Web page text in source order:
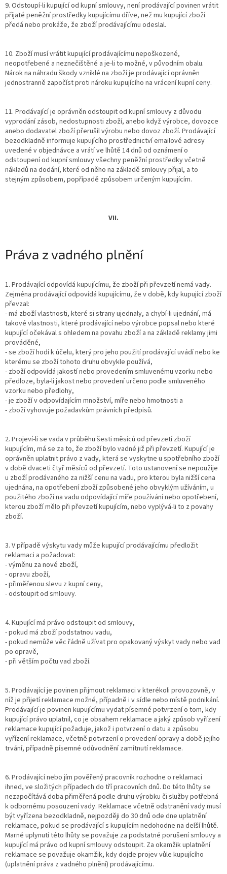
9. Odstoupí-li kupující od kupní smlouvy, není prodávající povinen vrátit
přijaté peněžní prostředky kupujícímu dříve, než mu kupující zboží
předá nebo prokáže, že zboží prodávajícímu odeslal.
10. Zboží musí vrátit kupující prodávajícímu nepoškozené,
neopotřebené a neznečištěné a je-li to možné, v původním obalu.
Nárok na náhradu škody vzniklé na zboží je prodávající oprávněn
jednostranně započíst proti nároku kupujícího na vrácení kupní ceny.
11. Prodávající je oprávněn odstoupit od kupní smlouvy z důvodu
vyprodání zásob, nedostupnosti zboží, anebo když výrobce, dovozce
anebo dodavatel zboží přerušil výrobu nebo dovoz zboží. Prodávající
bezodkladně informuje kupujícího prostřednictví emailové adresy
uvedené v objednávce a vrátí ve lhůtě 14 dnů od oznámení o
odstoupení od kupní smlouvy všechny peněžní prostředky včetně
nákladů na dodání, které od něho na základě smlouvy přijal, a to
stejným způsobem, popřípadě způsobem určeným kupujícím.
VII.
Práva z vadného plnění
1. Prodávající odpovídá kupujícímu, že zboží při převzetí nemá vady.
Zejména prodávající odpovídá kupujícímu, že v době, kdy kupující zboží
převzal:
- má zboží vlastnosti, které si strany ujednaly, a chybí-li ujednání, má
takové vlastnosti, které prodávající nebo výrobce popsal nebo které
kupující očekával s ohledem na povahu zboží a na základě reklamy jimi
prováděné,
- se zboží hodí k účelu, který pro jeho použití prodávající uvádí nebo ke
kterému se zboží tohoto druhu obvykle používá,
- zboží odpovídá jakostí nebo provedením smluvenému vzorku nebo
předloze, byla-li jakost nebo provedení určeno podle smluveného
vzorku nebo předlohy,
- je zboží v odpovídajícím množství, míře nebo hmotnosti a
- zboží vyhovuje požadavkům právních předpisů.
2. Projeví-li se vada v průběhu šesti měsíců od převzetí zboží
kupujícím, má se za to, že zboží bylo vadné již při převzetí. Kupující je
oprávněn uplatnit právo z vady, která se vyskytne u spotřebního zboží
v době dvaceti čtyř měsíců od převzetí. Toto ustanovení se nepoužije
u zboží prodávaného za nižší cenu na vadu, pro kterou byla nižší cena
ujednána, na opotřebení zboží způsobené jeho obvyklým užíváním, u
použitého zboží na vadu odpovídající míře používání nebo opotřebení,
kterou zboží mělo při převzetí kupujícím, nebo vyplývá-li to z povahy
zboží.
3. V případě výskytu vady může kupující prodávajícímu předložit
reklamaci a požadovat:
- výměnu za nové zboží,
- opravu zboží,
- přiměřenou slevu z kupní ceny,
- odstoupit od smlouvy.
4. Kupující má právo odstoupit od smlouvy,
- pokud má zboží podstatnou vadu,
- pokud nemůže věc řádně užívat pro opakovaný výskyt vady nebo vad
po opravě,
- při větším počtu vad zboží.
5. Prodávající je povinen přijmout reklamaci v kterékoli provozovně, v
níž je přijetí reklamace možné, případně i v sídle nebo místě podnikání.
Prodávající je povinen kupujícímu vydat písemné potvrzení o tom, kdy
kupující právo uplatnil, co je obsahem reklamace a jaký způsob vyřízení
reklamace kupující požaduje, jakož i potvrzení o datu a způsobu
vyřízení reklamace, včetně potvrzení o provedení opravy a době jejího
trvání, případně písemné odůvodnění zamítnutí reklamace.
6. Prodávající nebo jím pověřený pracovník rozhodne o reklamaci
ihned, ve složitých případech do tří pracovních dnů. Do této lhůty se
nezapočítává doba přiměřená podle druhu výrobku či služby potřebná
k odbornému posouzení vady. Reklamace včetně odstranění vady musí
být vyřízena bezodkladně, nejpozději do 30 dnů ode dne uplatnění
reklamace, pokud se prodávající s kupujícím nedohodne na delší lhůtě.
Marné uplynutí této lhůty se považuje za podstatné porušení smlouvy a
kupující má právo od kupní smlouvy odstoupit. Za okamžik uplatnění
reklamace se považuje okamžik, kdy dojde projev vůle kupujícího
(uplatnění práva z vadného plnění) prodávajícímu.